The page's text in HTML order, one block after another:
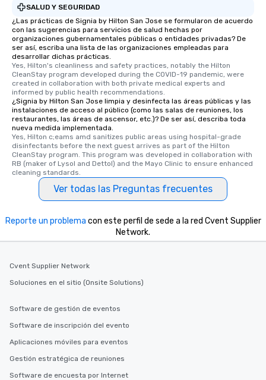
convenient outing, including ones you
and your guests might not have
discovered otherwise on your own or
at a typical corporate dinner. We offer
a way to try some of the finest spots
in the city and dive into various
cuisines and dishes. All the pre-
selected dishes are curated to our
high standards to ensure they will
delight any palate. Tours Available
from Day to Night With any corporate
group experience, booking flexibility is
key. Whether you desire a tour during
business hours or early evening right
after work, we can coordinate with
needs. Go for as Long or as Short as
Tours also provides a range of tour
2.5 hours; our longest is about 5
incentives.
SALUD Y SEGURIDAD
¿Las prácticas de Signia by Hilton San Jose se formularon de acuerdo
con las sugerencias para servicios de salud hechas por
organizaciones gubernamentales públicas o entidades privadas? De
ser así, escriba una lista de las organizaciones empleadas para
desarrollar dichas prácticas.
Yes, Hilton's cleanliness and safety practices, notably the Hilton
CleanStay program developed during the COVID-19 pandemic, were
created in collaboration with both private medical experts and
informed by public health recommendations.
¿Signia by Hilton San Jose limpia y desinfecta las áreas públicas y las
instalaciones de acceso al público (como las salas de reuniones, los
restaurantes, las áreas de ascensor, etc.)? De ser así, describa toda
nueva medida implementada.
Yes, Hilton c;eams amd sanitizes public areas using hospital-grade
disinfectants before the next guest arrives as part of the Hilton
CleanStay program. This program was developed in collaboration with
RB (maker of Lysol and Dettol) and the Mayo Clinic to ensure enhanced
cleaning standards.
Ver todas las Preguntas frecuentes
Reporte un problema con este perfil de sede a la red Cvent Supplier
Network.
Cvent Supplier Network
Soluciones en el sitio (Onsite Solutions)
Software de gestión de eventos
Software de inscripción del evento
Aplicaciones móviles para eventos
Gestión estratégica de reuniones
Software de encuesta por Internet